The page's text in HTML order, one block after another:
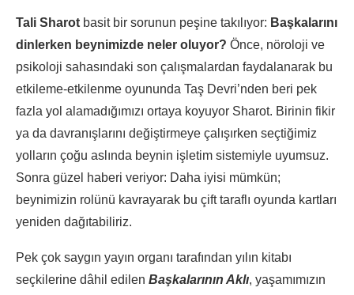
Tali Sharot basit bir sorunun peşine takılıyor: Başkalarını
dinlerken beynimizde neler oluyor? Önce, nöroloji ve
psikoloji sahasındaki son çalışmalardan faydalanarak bu
etkileme-etkilenme oyununda Taş Devri’nden beri pek
fazla yol alamadığımızı ortaya koyuyor Sharot. Birinin fikir
ya da davranışlarını değiştirmeye çalışırken seçtiğimiz
yolların çoğu aslında beynin işletim sistemiyle uyumsuz.
Sonra güzel haberi veriyor: Daha iyisi mümkün;
beynimizin rolünü kavrayarak bu çift taraflı oyunda kartları
yeniden dağıtabiliriz.
Pek çok saygın yayın organı tarafından yılın kitabı
seçkilerine dâhil edilen Başkalarının Aklı, yaşamımızın